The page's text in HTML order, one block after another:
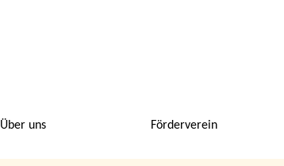
Über uns Förderverein